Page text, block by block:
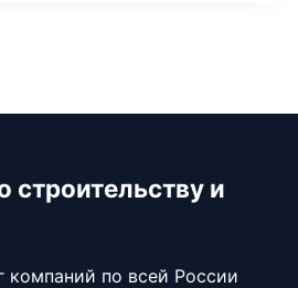
строительству и
компаний по всей России